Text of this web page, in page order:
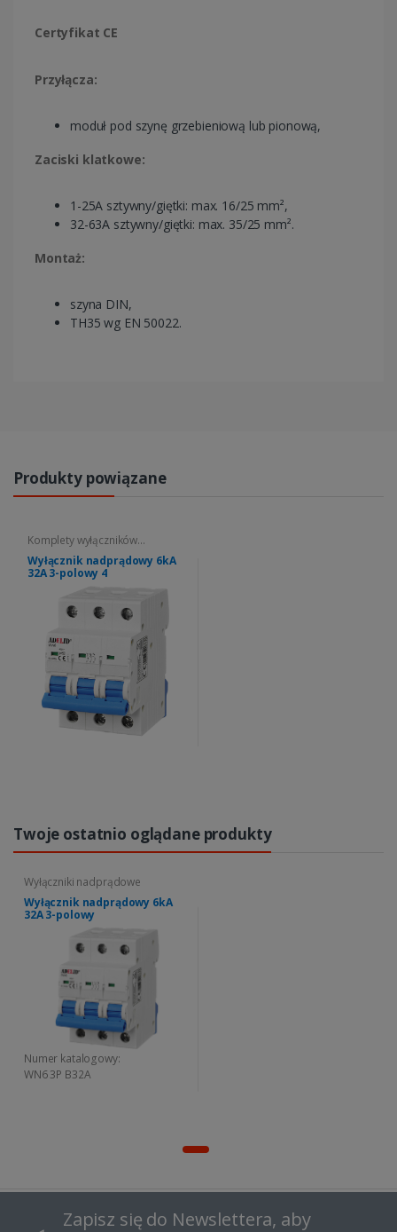
Certyfikat CE
Przyłącza:
moduł pod szynę grzebieniową lub pionową,
Zaciski klatkowe:
1-25A sztywny/giętki: max. 16/25 mm²,
32-63A sztywny/giętki: max. 35/25 mm².
Montaż:
szyna DIN,
TH35 wg EN 50022.
Produkty powiązane
Komplety wyłączników
nadprądowych
Wyłącznik nadprądowy 6kA
32A 3-polowy 4
Twoje ostatnio oglądane produkty
Wyłączniki nadprądowe
Wyłącznik nadprądowy 6kA
32A 3-polowy
Numer katalogowy:
WN6 3P B32A
Zapisz się do Newslettera, aby